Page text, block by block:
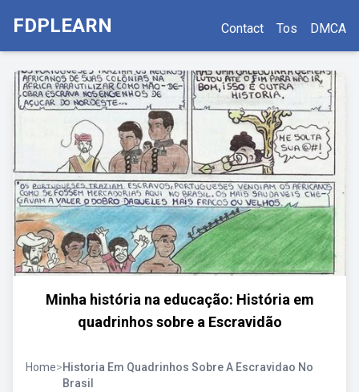
FDPLEARN Contact Tos DMCA
Minha história na educação: História em
quadrinhos sobre a Escravidão
Home>Historia Em Quadrinhos Sobre A Escravidao No
Brasil